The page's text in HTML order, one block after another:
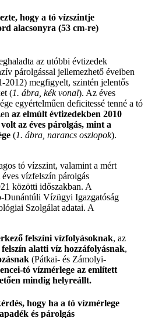
hogy a tó vízszintje
alacsonyra (53 cm-re)
az utóbbi évtizedek
párolgással jellemezhető éveiben
2012) megfigyelt, szintén jelentős
(1. ábra, kék vonal). Az éves
egyértelműen deficitessé tenné a tó
az elmúlt évtizedekben 2010
az éves párolgás, mint a
(1. ábra, narancs oszlopok).
tó vízszint, valamint a mért
éves vízfelszín párolgás
közötti időszakban. A
Dunántúli Vízügyi Igazgatóság
Szolgálat adatai. A
felszíni vízfolyásoknak, az
felszín alatti víz hozzáfolyásnak,
(Pátkai- és Zámolyi-
tó vízmérlege az említett
mindig helyreállt.
hogy ha a tó vízmérlege
és párolgás